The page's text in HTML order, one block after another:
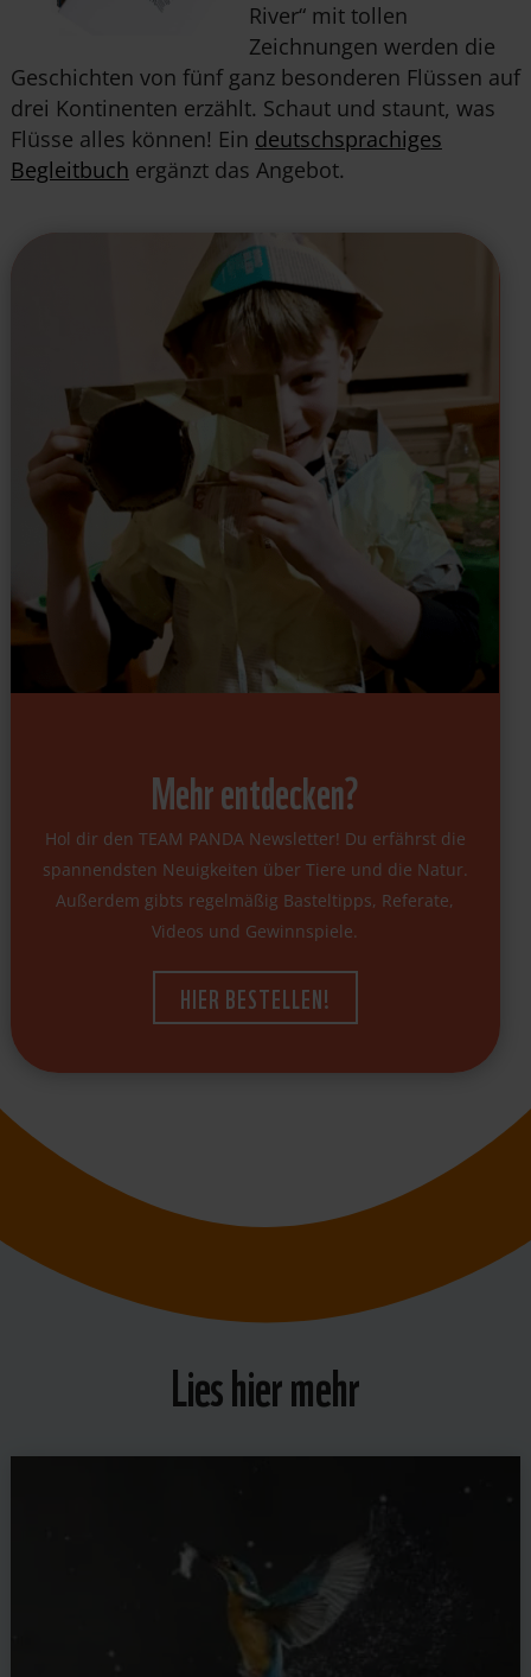
River“ mit tollen
Zeichnungen werden die
Geschichten von fünf ganz besonderen Flüssen auf
drei Kontinenten erzählt. Schaut und staunt, was
Flüsse alles können! Ein deutschsprachiges
Begleitbuch ergänzt das Angebot.
Mehr entdecken?
Hol dir den TEAM PANDA Newsletter! Du erfährst die
spannendsten Neuigkeiten über Tiere und die Natur.
Außerdem gibts regelmäßig Basteltipps, Referate,
Videos und Gewinnspiele.
HIER BESTELLEN!
Lies hier mehr